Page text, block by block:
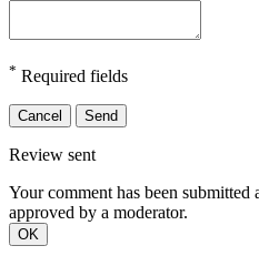
* Required fields
Cancel Send
Review sent
Your comment has been
approved by a moderator.
OK